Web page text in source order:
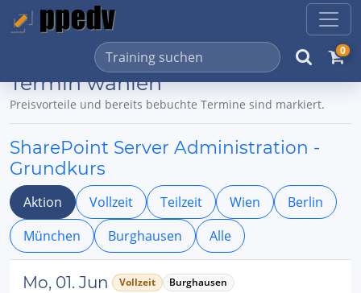
0
Termin wählen
Preisvorteile und bereits bebuchte Termine sind markiert.
SharePoint Server Administration -
Grundkurs
Aktion Vollzeit Teilzeit Wien
Berlin
München
Burghausen Alle
Mo, 01. Jun Vollzeit Burghausen